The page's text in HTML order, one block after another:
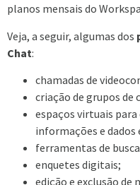
planos mensais do
Veja, a seguir, algumas dos
Chat:
chamadas de
criação de grupos de
espaços virtuais
informações e dados
ferramentas de
enquetes digitais;
edição e exclusão de